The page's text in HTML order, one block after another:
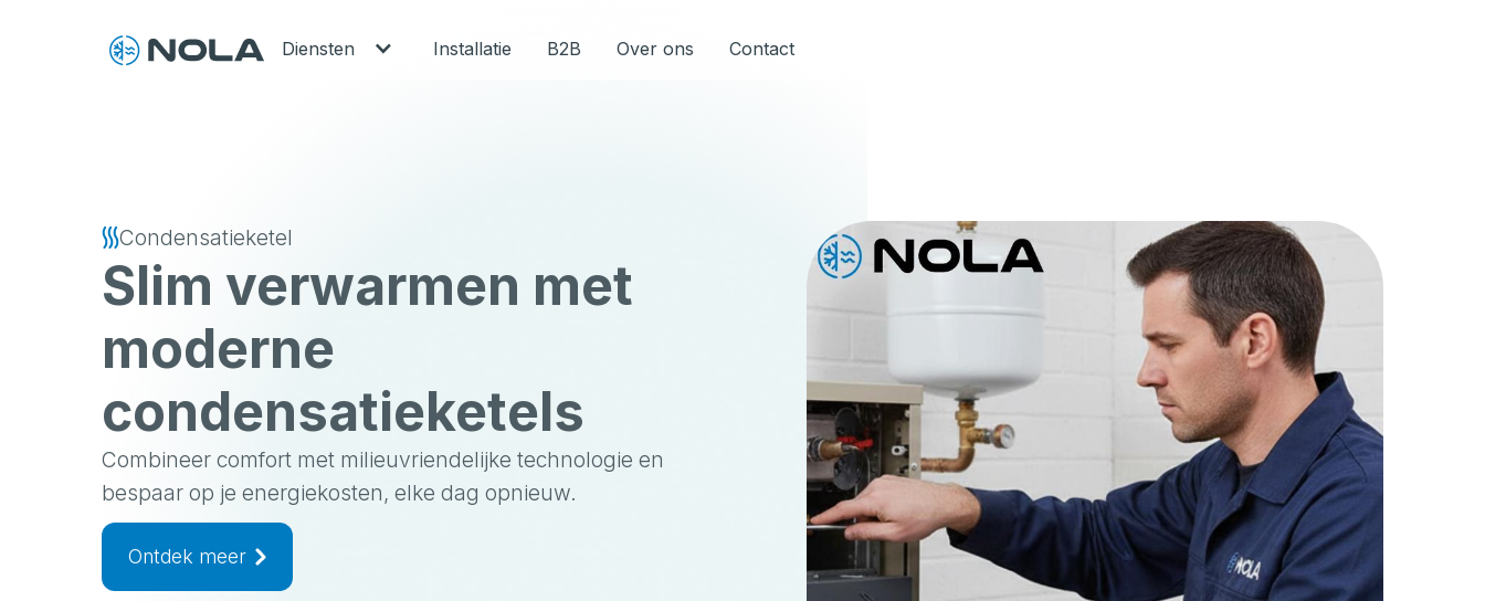
Diensten Installatie B2B Over ons Contact
Condensatieketel
Slim verwarmen met
moderne
condensatieketels
Combineer comfort met milieuvriendelijke technologie en
bespaar op je energiekosten, elke dag opnieuw.
Ontdek meer